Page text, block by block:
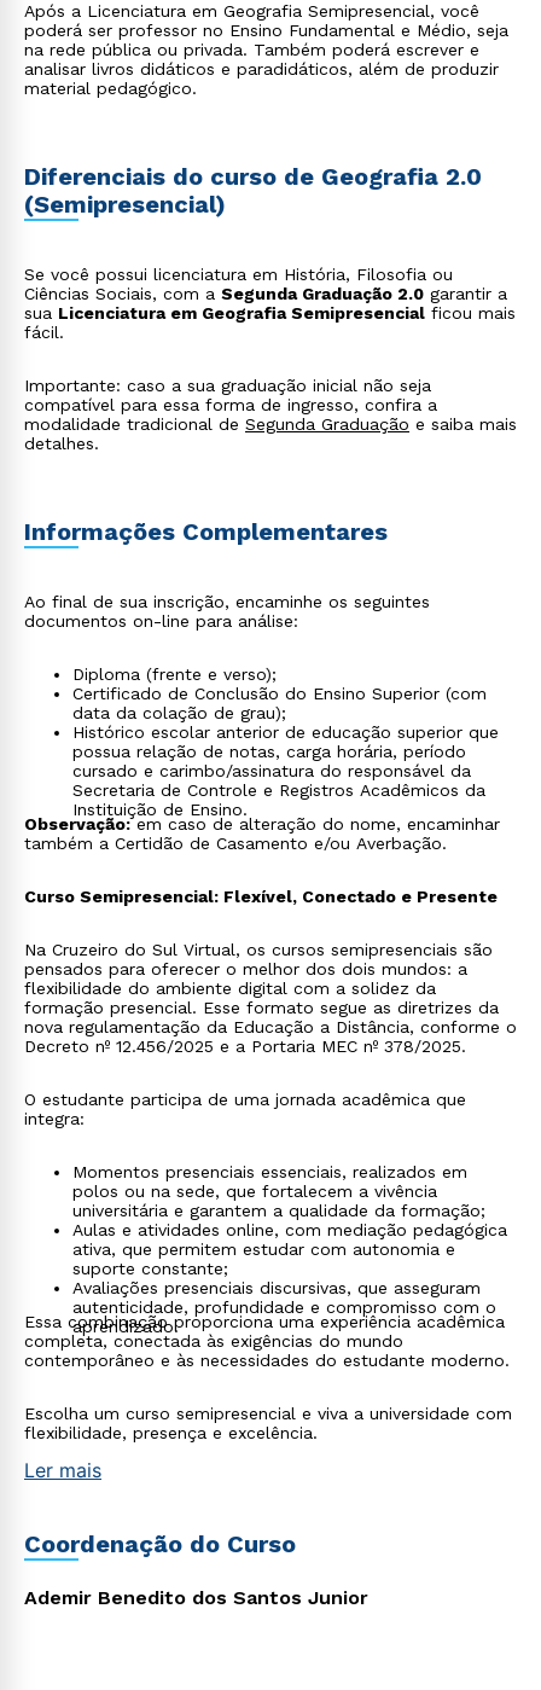
Após a Licenciatura em Geografia Semipresencial, você
poderá ser professor no Ensino Fundamental e Médio, seja
na rede pública ou privada. Também poderá escrever e
analisar livros didáticos e paradidáticos, além de produzir
material pedagógico.
Diferenciais do curso de Geografia 2.0
(Semipresencial)
Se você possui licenciatura em História, Filosofia ou
Ciências Sociais, com a Segunda Graduação 2.0 garantir a
sua Licenciatura em Geografia Semipresencial ficou mais
fácil.
Importante: caso a sua graduação inicial não seja
compatível para essa forma de ingresso, confira a
modalidade tradicional de Segunda Graduação e saiba mais
detalhes.
Informações Complementares
Ao final de sua inscrição, encaminhe os seguintes
documentos on-line para análise:
Diploma (frente e verso);
Certificado de Conclusão do Ensino Superior (com
data da colação de grau);
Histórico escolar anterior de educação superior que
possua relação de notas, carga horária, período
cursado e carimbo/assinatura do responsável da
Secretaria de Controle e Registros Acadêmicos da
Instituição de Ensino.
Observação:em caso de alteração do nome, encaminhar
também a Certidão de Casamento e/ou Averbação.
Curso Semipresencial: Flexível, Conectado e Presente
Na Cruzeiro do Sul Virtual, os cursos semipresenciais são
pensados para oferecer o melhor dos dois mundos: a
flexibilidade do ambiente digital com a solidez da
formação presencial. Esse formato segue as diretrizes da
nova regulamentação da Educação a Distância, conforme o
Decreto nº 12.456/2025 e a Portaria MEC nº 378/2025.
O estudante participa de uma jornada acadêmica que
integra:
Momentos presenciais essenciais, realizados em
polos ou na sede, que fortalecem a vivência
universitária e garantem a qualidade da formação;
Aulas e atividades online, com mediação pedagógica
ativa, que permitem estudar com autonomia e
suporte constante;
Avaliações presenciais discursivas, que asseguram
autenticidade, profundidade e compromisso com o
aprendizado.
Essa combinação proporciona uma experiência acadêmica
completa, conectada às exigências do mundo
contemporâneo e às necessidades do estudante moderno.
Escolha um curso semipresencial e viva a universidade com
flexibilidade, presença e excelência.
Ler mais
Coordenação do Curso
Ademir Benedito dos Santos Junior